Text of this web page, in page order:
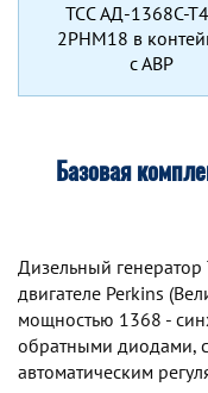
TCC АД-1368С-
2РНМ18 в
с АВР
Базовая
Дизельный
двигателе Perkins
мощностью 1368 -
обратными диодами,
автоматическим